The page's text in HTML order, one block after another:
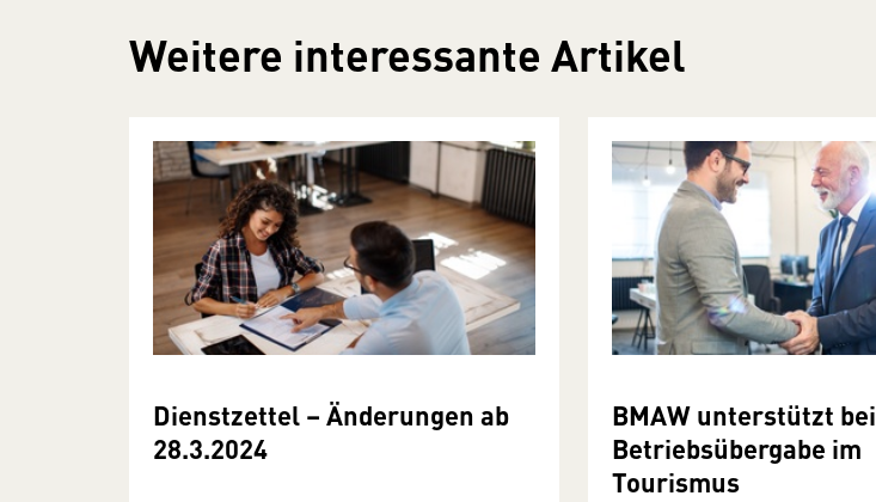
Weitere interessante Artikel
Dienstzettel – Änderungen ab
28.3.2024
BMAW unterstützt bei
Betriebsübergabe im
Tourismus